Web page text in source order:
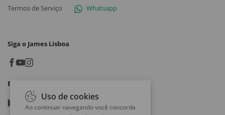
Termos de Serviço
Whatsapp
Siga o James Lisboa
Baixe o App
Google play
Uso de cookies
Ao continuar navegando você concorda